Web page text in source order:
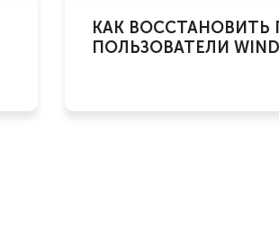
КАК ВОССТАНОВИТЬ
ПОЛЬЗОВАТЕЛИ